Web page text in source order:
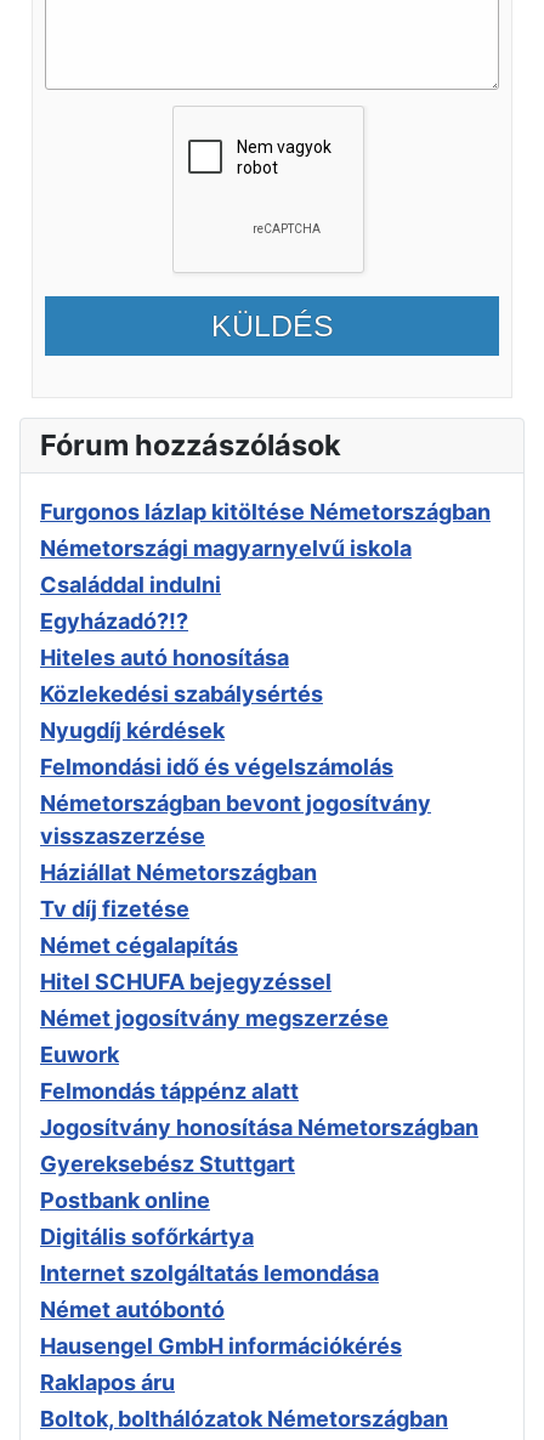
Fórum hozzászólások
Furgonos lázlap kitöltése Németországban
Németországi magyarnyelvű iskola
Családdal indulni
Egyházadó?!?
Hiteles autó honosítása
Közlekedési szabálysértés
Nyugdíj kérdések
Felmondási idő és végelszámolás
Németországban bevont jogosítvány
visszaszerzése
Háziállat Németországban
Tv díj fizetése
Német cégalapítás
Hitel SCHUFA bejegyzéssel
Német jogosítvány megszerzése
Euwork
Felmondás táppénz alatt
Jogosítvány honosítása Németországban
Gyereksebész Stuttgart
Postbank online
Digitális sofőrkártya
Internet szolgáltatás lemondása
Német autóbontó
Hausengel GmbH információkérés
Raklapos áru
Boltok, bolthálózatok Németországban
KÜLDÉS